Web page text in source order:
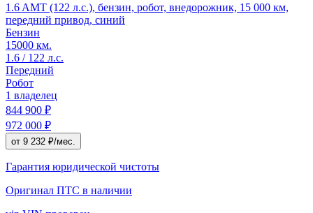
1.6 AMT (122 л.с.), бензин, робот, внедорожник, 15 000 км,
передний привод, синий
Бензин
15000 км.
1.6 / 122 л.с.
Передний
Робот
1 владелец
844 900 ₽
972 000 ₽
от 9 232 ₽/мес.
Гарантия юридической чистоты
Оригинал ПТС в наличии